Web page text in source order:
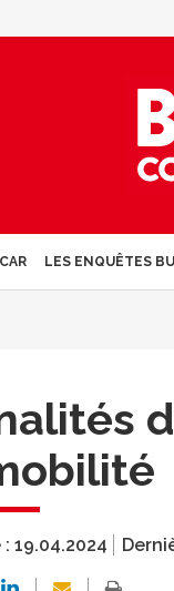
LES ENQUÊTES
: 19.04.2024